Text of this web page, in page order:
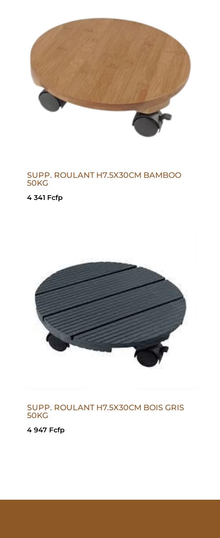
SUPP. ROULANT H7.5X30CM BAMBOO
50KG
4 341 Fcfp
SUPP. ROULANT H7.5X30CM BOIS GRIS
50KG
4 947 Fcfp